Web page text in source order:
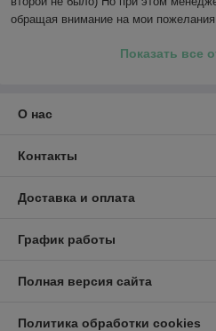
обращая внимание на мои
Показать все
О нас
Контакты
Доставка и оплата
График работы
Полная версия сайта
Политика обработки cookies